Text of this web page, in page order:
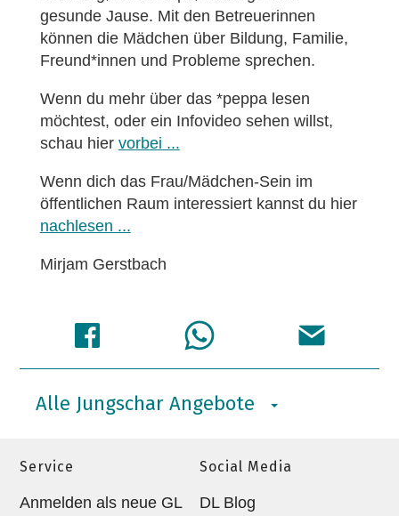
gesunde Jause. Mit den Betreuerinnen
können die Mädchen über Bildung, Familie,
Freund*innen und Probleme sprechen.
Wenn du mehr über das *peppa lesen
möchtest, oder ein Infovideo sehen willst,
schau hier vorbei ...
Wenn dich das Frau/Mädchen-Sein im
öffentlichen Raum interessiert kannst du hier
nachlesen ...
Mirjam Gerstbach
Alle Jungschar Angebote
Service
Anmelden als neue GL
Social Media
DL Blog